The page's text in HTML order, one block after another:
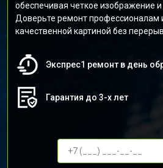
обеспечивая четкое изображение
Доверьте ремонт профессионалам
качественной картиной без
Экспрес1 ремонт в день
Гарантия до 3-х лет